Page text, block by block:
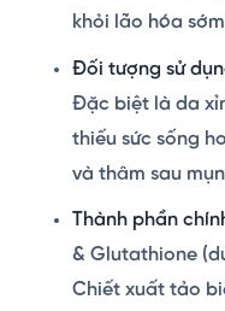
khỏi lão hóa
Đối tượng sử
Đặc biệt là da
thiếu sức sống
và thâm sau
Thành phần
& Glutathione
Chiết xuất tảo